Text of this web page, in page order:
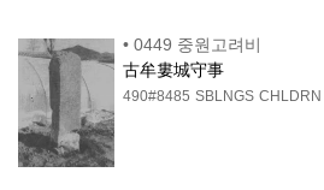
• 0449 중원고려비
古牟婁城守事
490#8485 SBLNGS CHLDRN